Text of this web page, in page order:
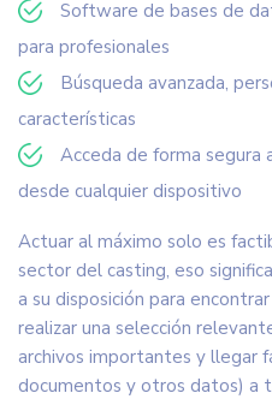
Software de bases de
para profesionales
Búsqueda avanzada,
características
Acceda de forma segura
desde cualquier dispositivo
Actuar al máximo solo es
sector del casting, eso
a su disposición para
realizar una selección
archivos importantes y llegar
documentos y otros datos) a